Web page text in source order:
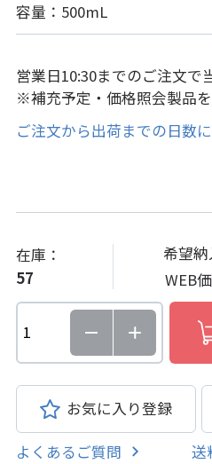
容量：500mL
営業日10:30までのご注文で
※補充予定・価格照会製品を
ご注文から出荷までの日数
在庫：
57
希望納
WEB
お気に入り登録
よくあるご質問 送